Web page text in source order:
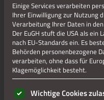
Einige Services verarbeiten
Ihrer Einwilligung zur Nutzung
Verarbeitung Ihrer Daten in den
Der EuGH stuft die USA als
nach EU-Standards ein. Es
Behörden personenbezogene
verarbeiten, ohne dass für
Klagemöglichkeit besteht.
Es folgt eine Liste der
Wichtige Cookies